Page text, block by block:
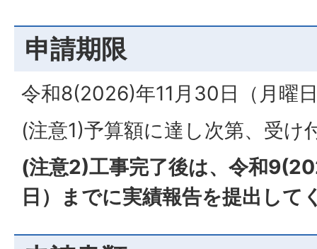
申請期限
令和8(2026)年11月30日（月曜
(注意1)予算額に達し次第、受け
(注意2)工事完了後は、令和
日）までに実績報告を提出して